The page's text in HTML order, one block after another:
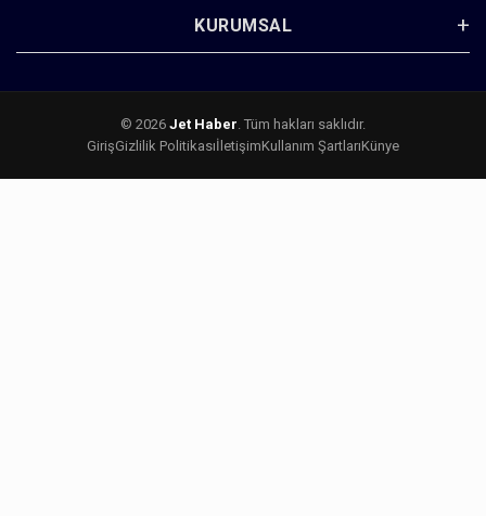
KURUMSAL
© 2026 Jet Haber . Tüm hakları saklıdır.
GirişGizlilik PolitikasıİletişimKullanım ŞartlarıKünye